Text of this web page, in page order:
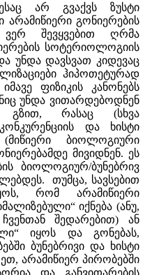
არ გვაქვს ზუსტი
არამიწიერი გონიერების
ვერ შევყვებით ღრმა
სოტერიოლოგიის
უნდა დავსვათ კიდევაც
ჰიპოთეტურად
ფიზიკის კანონებს
უნდა ვითარდებოდნენ
გზით, რასაც (სხვა
და ხისტი
ბიოლოგიური
მივიდნენ. ეს
ბიოლოგიურ/ბუნებრივ
თუმცა, სავსებით
რომ არამიწიერი
იქნება (ანუ,
შედარებით) ან
იყოს და გონებას,
ბუნებრივი და ხისტი
არამიწიერ პირობებში
და განვითარების